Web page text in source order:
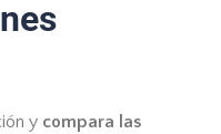
y compara las